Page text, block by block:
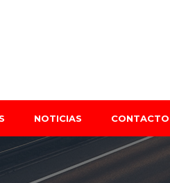
NOTICIAS CONTACTO